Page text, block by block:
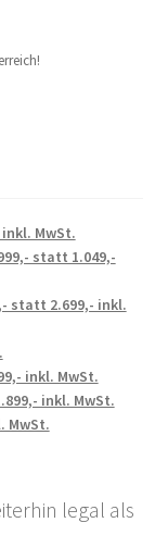
MwSt.
statt 1.049,-
statt 2.699,- inkl.
inkl. MwSt.
inkl. MwSt.
MwSt.
legal als